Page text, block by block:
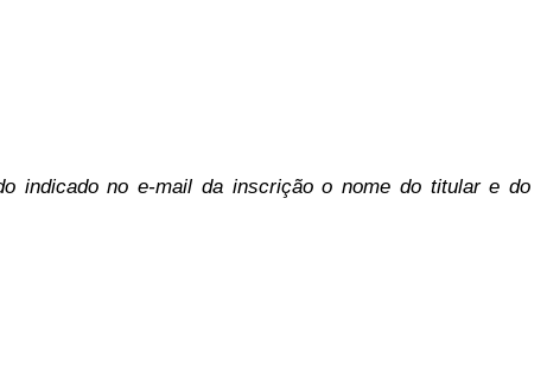
indicado no e-mail da inscrição o nome do titular e do